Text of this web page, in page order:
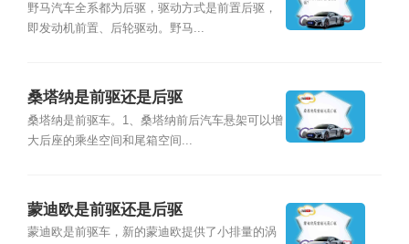
野马汽车全系都为后驱，驱动方式是前置后驱，
即发动机前置、后轮驱动。野马...
桑塔纳是前驱还是后驱
桑塔纳是前驱车。1、桑塔纳前后汽车悬架可以增
大后座的乘坐空间和尾箱空间...
蒙迪欧是前驱还是后驱
蒙迪欧是前驱车，新的蒙迪欧提供了小排量的涡